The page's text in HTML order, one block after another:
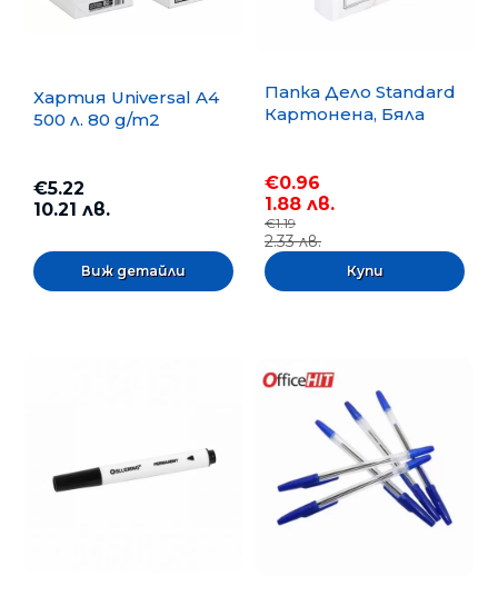
Хартия Universal A4
500 л. 80 g/m2
€5.22
10.21 лв.
Виж детайли
Папка Дело Standard
Картонена, Бяла
€0.96
1.88 лв.
€1.19
2.33 лв.